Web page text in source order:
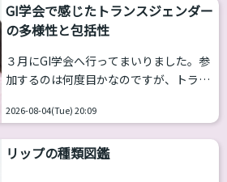
GI学会で感じたトランスジェンダー
の多様性と包括性
３月にGI学会へ行ってまいりました。参
加するのは何度目かなのですが、トラン
者の幅の広さを感じて、記事にしようと
思い立ちました。 トランスジェンダーは
包括的な意味をもつ表現 トランスジェン
2026-08-04(Tue) 20:09
リップの種類図鑑